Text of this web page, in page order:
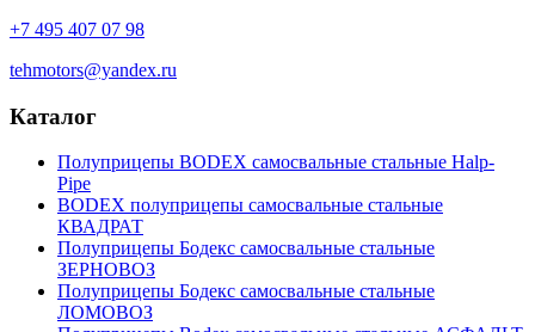
+7 495 407 07 98
tehmotors@yandex.ru
Каталог
Полуприцепы BODEX самосвальные стальные Нalp-
Pipe
BODEX полуприцепы самосвальные стальные
КВАДРАТ
Полуприцепы Бодекс самосвальные стальные
ЗЕРНОВОЗ
Полуприцепы Бодекс самосвальные стальные
ЛОМОВОЗ